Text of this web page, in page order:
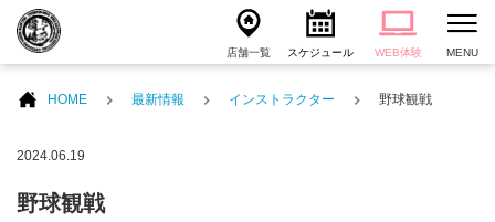
店舗一覧 スケジュール WEB体験 MENU
HOME 最新情報 インストラクター 野球観戦
2024.06.19
野球観戦